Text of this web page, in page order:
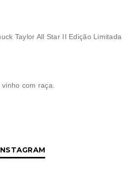
Taylor All Star II Edição Limitada
com raça.